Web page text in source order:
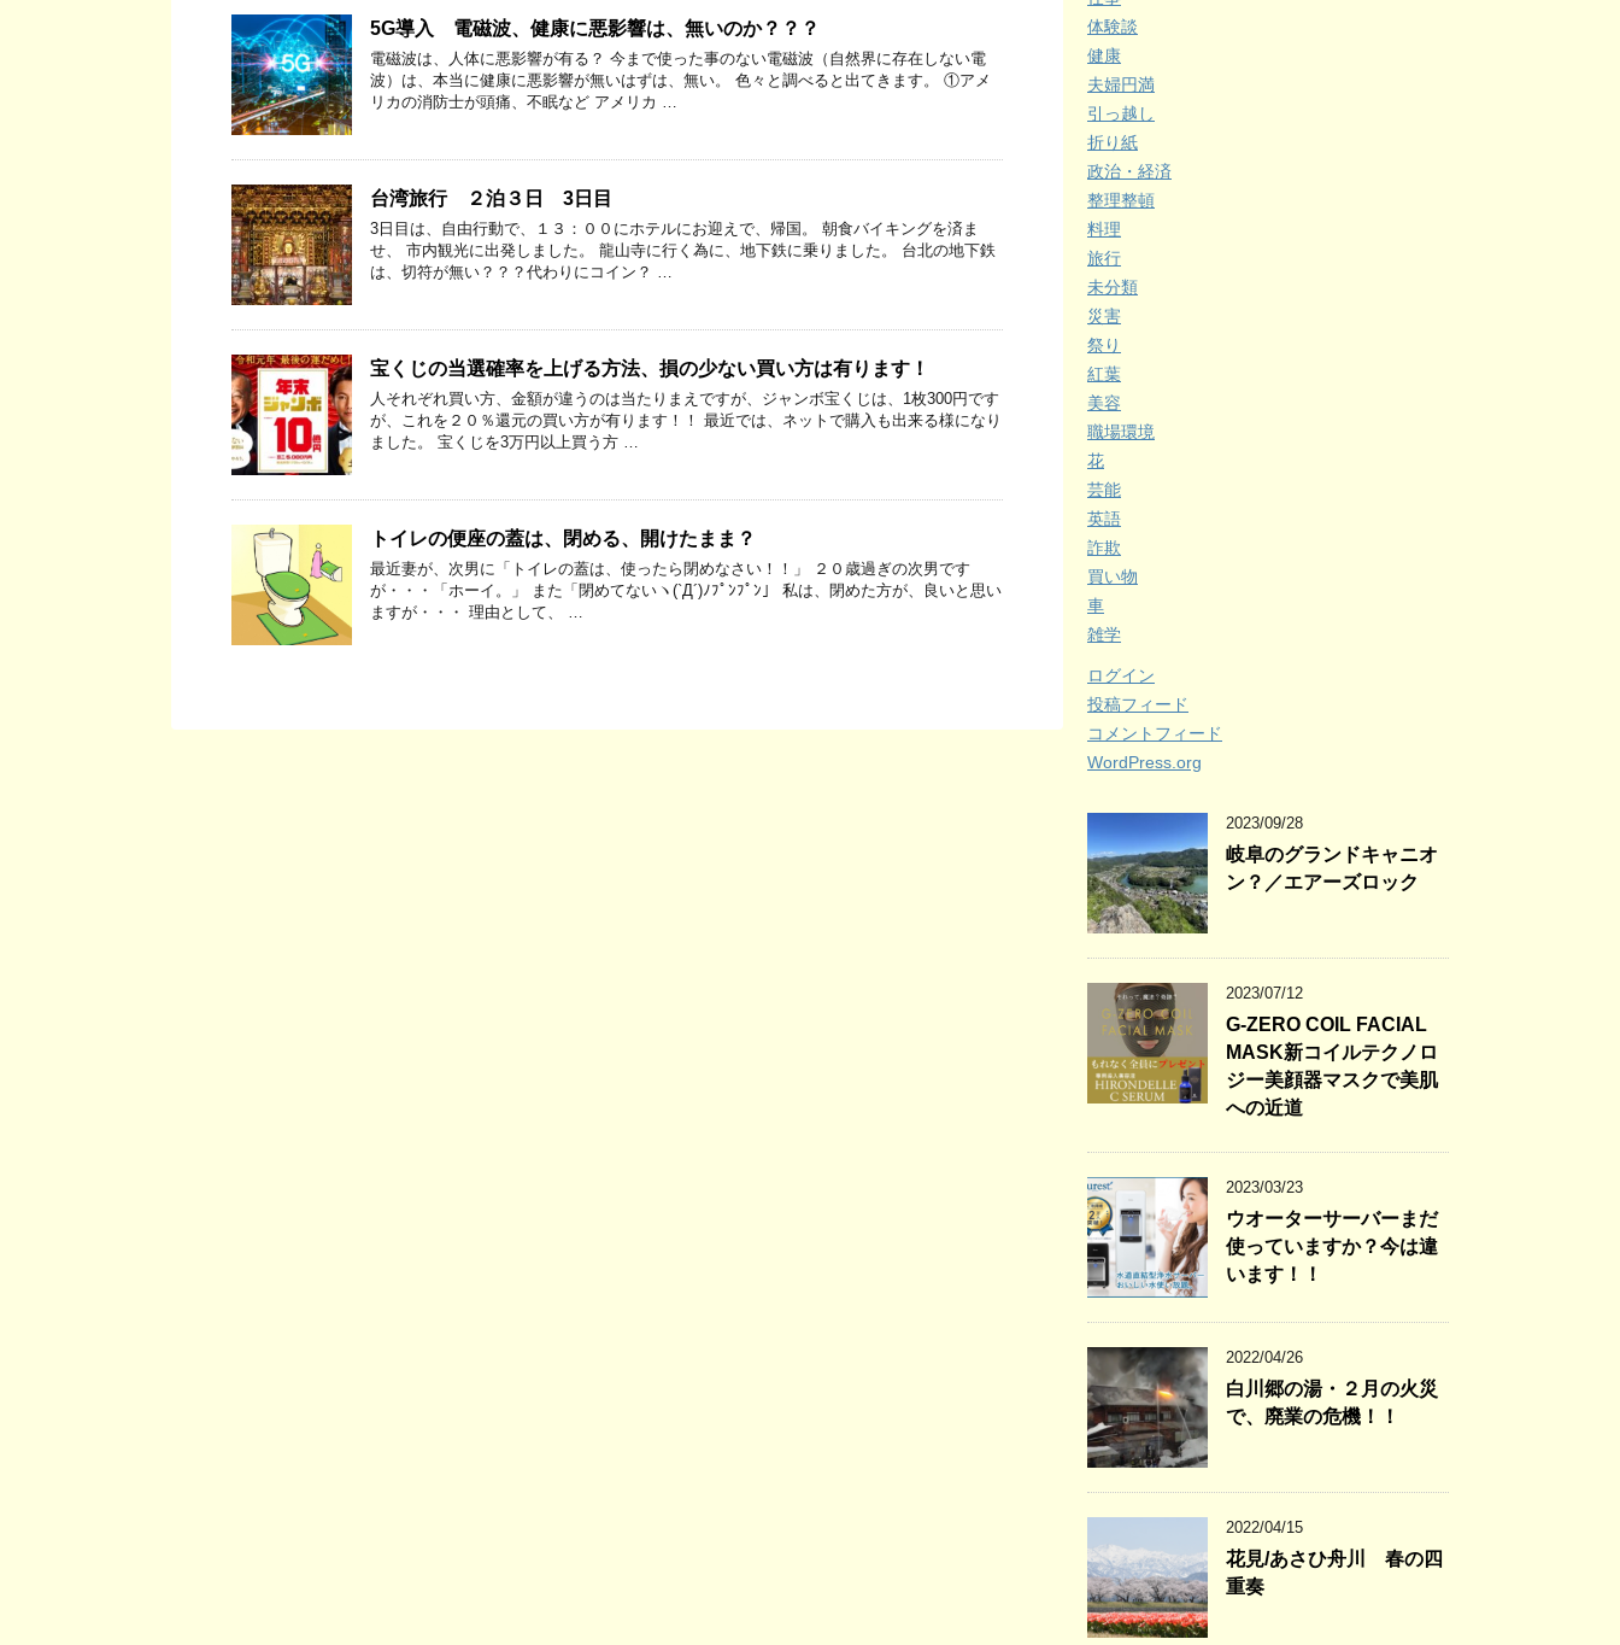
5G導入 電磁波、健康に悪影響は、無いのか？？？
電磁波は、人体に悪影響が有る？ 今まで使った事のない電磁波（自然界に存在しない電
波）は、本当に健康に悪影響が無いはずは、無い。 色々と調べると出てきます。 ①アメ
リカの消防士が頭痛、不眠など アメリカ …
台湾旅行 ２泊３日 3日目
3日目は、自由行動で、１３：００にホテルにお迎えで、帰国。 朝食バイキングを済ま
せ、 市内観光に出発しました。 龍山寺に行く為に、地下鉄に乗りました。 台北の地下鉄
は、切符が無い？？？代わりにコイン？ …
宝くじの当選確率を上げる方法、損の少ない買い方は有ります！
人それぞれ買い方、金額が違うのは当たりまえですが、ジャンボ宝くじは、1枚300円です
が、これを２０％還元の買い方が有ります！！ 最近では、ネットで購入も出来る様になり
ました。 宝くじを3万円以上買う方 …
トイレの便座の蓋は、閉める、開けたまま？
最近妻が、次男に「トイレの蓋は、使ったら閉めなさい！！」 ２０歳過ぎの次男です
が・・・「ホーイ。」 また「閉めてないヽ(`Д´)ﾉﾌﾟﾝﾌﾟﾝ」 私は、閉めた方が、良いと思い
ますが・・・ 理由として、 …
体験談
健康
夫婦円満
引っ越し
折り紙
政治・経済
整理整頓
料理
旅行
未分類
災害
祭り
紅葉
美容
職場環境
花
芸能
英語
詐欺
買い物
車
雑学
ログイン
投稿フィード
コメントフィード
WordPress.org
2023/09/28
岐阜のグランドキャニオ
ン？／エアーズロック
2023/07/12
G-ZERO COIL FACIAL
MASK新コイルテクノロ
ジー美顔器マスクで美肌
への近道
2023/03/23
ウオーターサーバーまだ
使っていますか？今は違
います！！
2022/04/26
白川郷の湯・２月の火災
で、廃業の危機！！
2022/04/15
花見/あさひ舟川 春の四
重奏